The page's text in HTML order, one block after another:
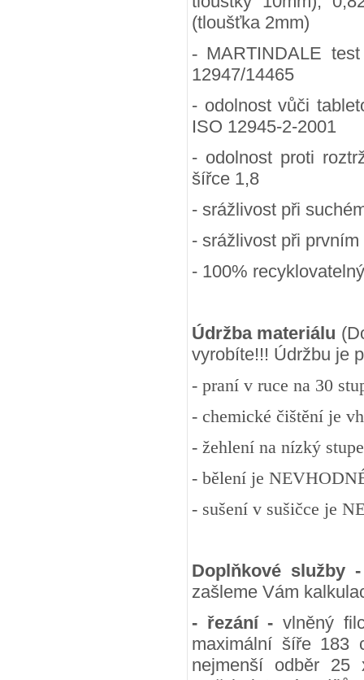
(tloušťka 2mm)
- MARTINDALE
12947/14465
- odolnost vůči
ISO 12945-2-2001
- odolnost proti
šířce 1,8
- srážlivost při
- srážlivost při
- 100% recyklovatelný
Údržba materiálu
vyrobíte!!! Údržbu je
- praní v ruce na 30
- chemické čištění je
- žehlení na nízký
- bělení je
- sušení v sušičce je
Doplňkové služby
zašleme Vám
- řezání - vlněný
maximální šíře 183
nejmenší odběr